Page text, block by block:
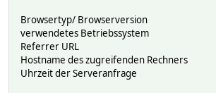
Browsertyp/ Browserversion
verwendetes Betriebssystem
Referrer URL
Hostname des zugreifenden Rechners
Uhrzeit der Serveranfrage